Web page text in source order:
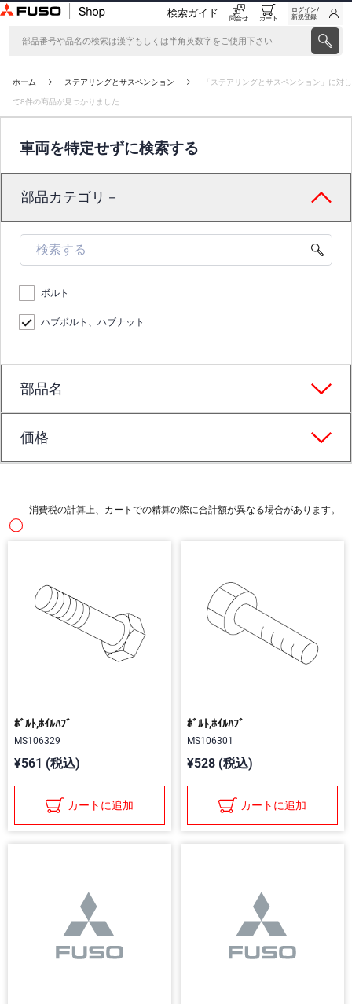
検索ガイド 問合せ カート
ログイン/
新規登録
ホーム ステアリングとサスペンション 「ステアリングとサスペンション」に対し
て8件の商品が見つかりました
車両を特定せずに検索する
部品カテゴリ－
ボルト
ハブボルト、ハブナット
部品名
価格
消費税の計算上、カートでの精算の際に合計額が異なる場合があります。
ﾎﾞﾙﾄ,ﾎｲﾙﾊﾌﾞ
MS106329
¥561 (税込)
カートに追加
ﾎﾞﾙﾄ,ﾎｲﾙﾊﾌﾞ
MS106301
¥528 (税込)
カートに追加